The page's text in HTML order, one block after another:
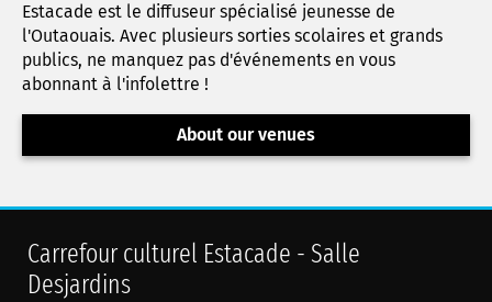
Estacade est le diffuseur spécialisé jeunesse de
l'Outaouais. Avec plusieurs sorties scolaires et grands
publics, ne manquez pas d'événements en vous
abonnant à l'infolettre !
About our venues
Carrefour culturel Estacade - Salle
Desjardins